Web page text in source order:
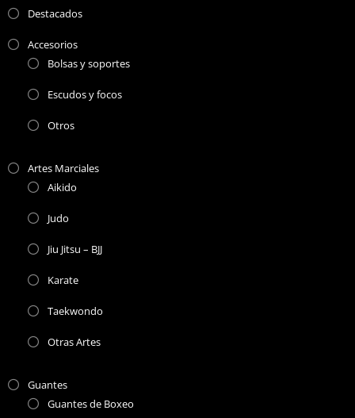
Destacados
Accesorios
Bolsas y soportes
Escudos y focos
Otros
Artes Marciales
Aikido
Judo
Jiu Jitsu – BJJ
Karate
Taekwondo
Otras Artes
Guantes
Guantes de Boxeo